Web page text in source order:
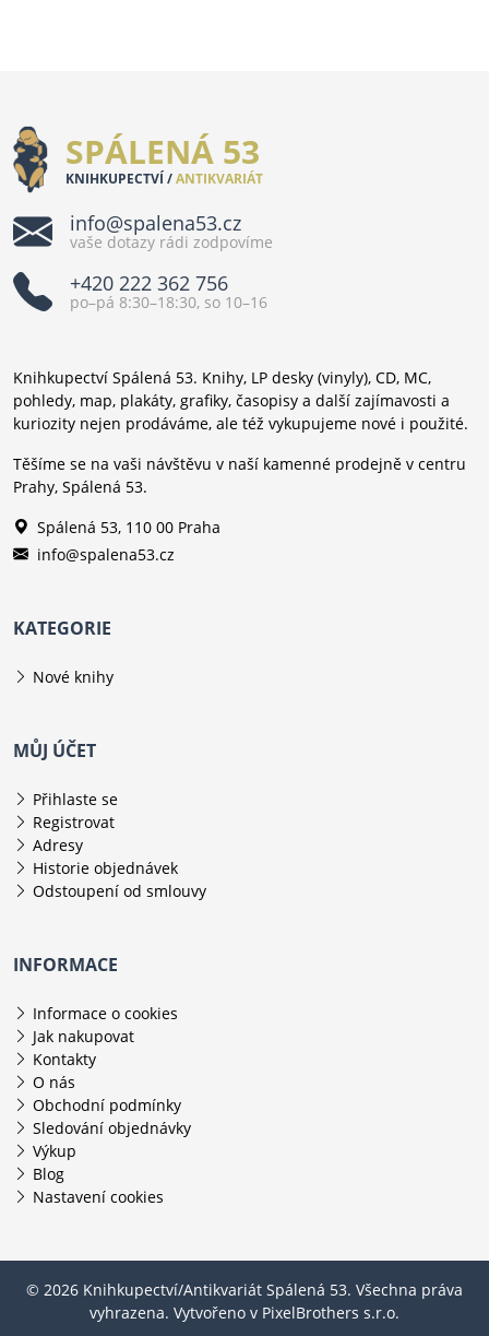
SPÁLENÁ 53
KNIHKUPECTVÍ /ANTIKVARIÁT
info@spalena53.cz
vaše dotazy rádi zodpovíme
+420 222 362 756
po–pá 8:30–18:30, so 10–16
Knihkupectví Spálená 53. Knihy, LP desky (vinyly), CD, MC,
pohledy, map, plakáty, grafiky, časopisy a další zajímavosti a
kuriozity nejen prodáváme, ale též vykupujeme nové i použité.
Těšíme se na vaši návštěvu v naší kamenné prodejně v centru
Prahy, Spálená 53.
Spálená 53, 110 00 Praha
info@spalena53.cz
KATEGORIE
Nové knihy
MŮJ ÚČET
Přihlaste se
Registrovat
Adresy
Historie objednávek
Odstoupení od smlouvy
INFORMACE
Informace o cookies
Jak nakupovat
Kontakty
O nás
Obchodní podmínky
Sledování objednávky
Výkup
Blog
Nastavení cookies
© 2026 Knihkupectví/Antikvariát Spálená 53. Všechna práva
vyhrazena. Vytvořeno v PixelBrothers s.r.o.